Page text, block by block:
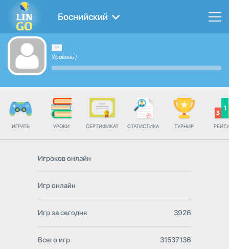
Боснийский
Уровень /
ИГРАТЬ УРОКИ СЕРТИФИКАТ СТАТИСТИКА ТУРНИР
Игроков онлайн
Игр онлайн
Игр за сегодня 3926
Всего игр 31537136